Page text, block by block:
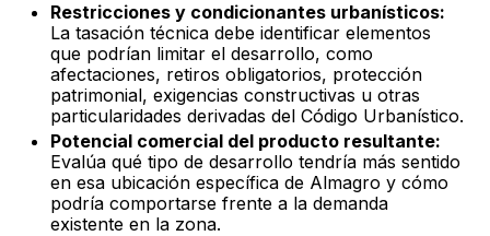
Restricciones y condicionantes urbanísticos:
La tasación técnica debe identificar elementos
que podrían limitar el desarrollo, como
afectaciones, retiros obligatorios, protección
patrimonial, exigencias constructivas u otras
particularidades derivadas del Código Urbanístico.
Potencial comercial del producto resultante:
Evalúa qué tipo de desarrollo tendría más sentido
en esa ubicación específica de Almagro y cómo
podría comportarse frente a la demanda
existente en la zona.